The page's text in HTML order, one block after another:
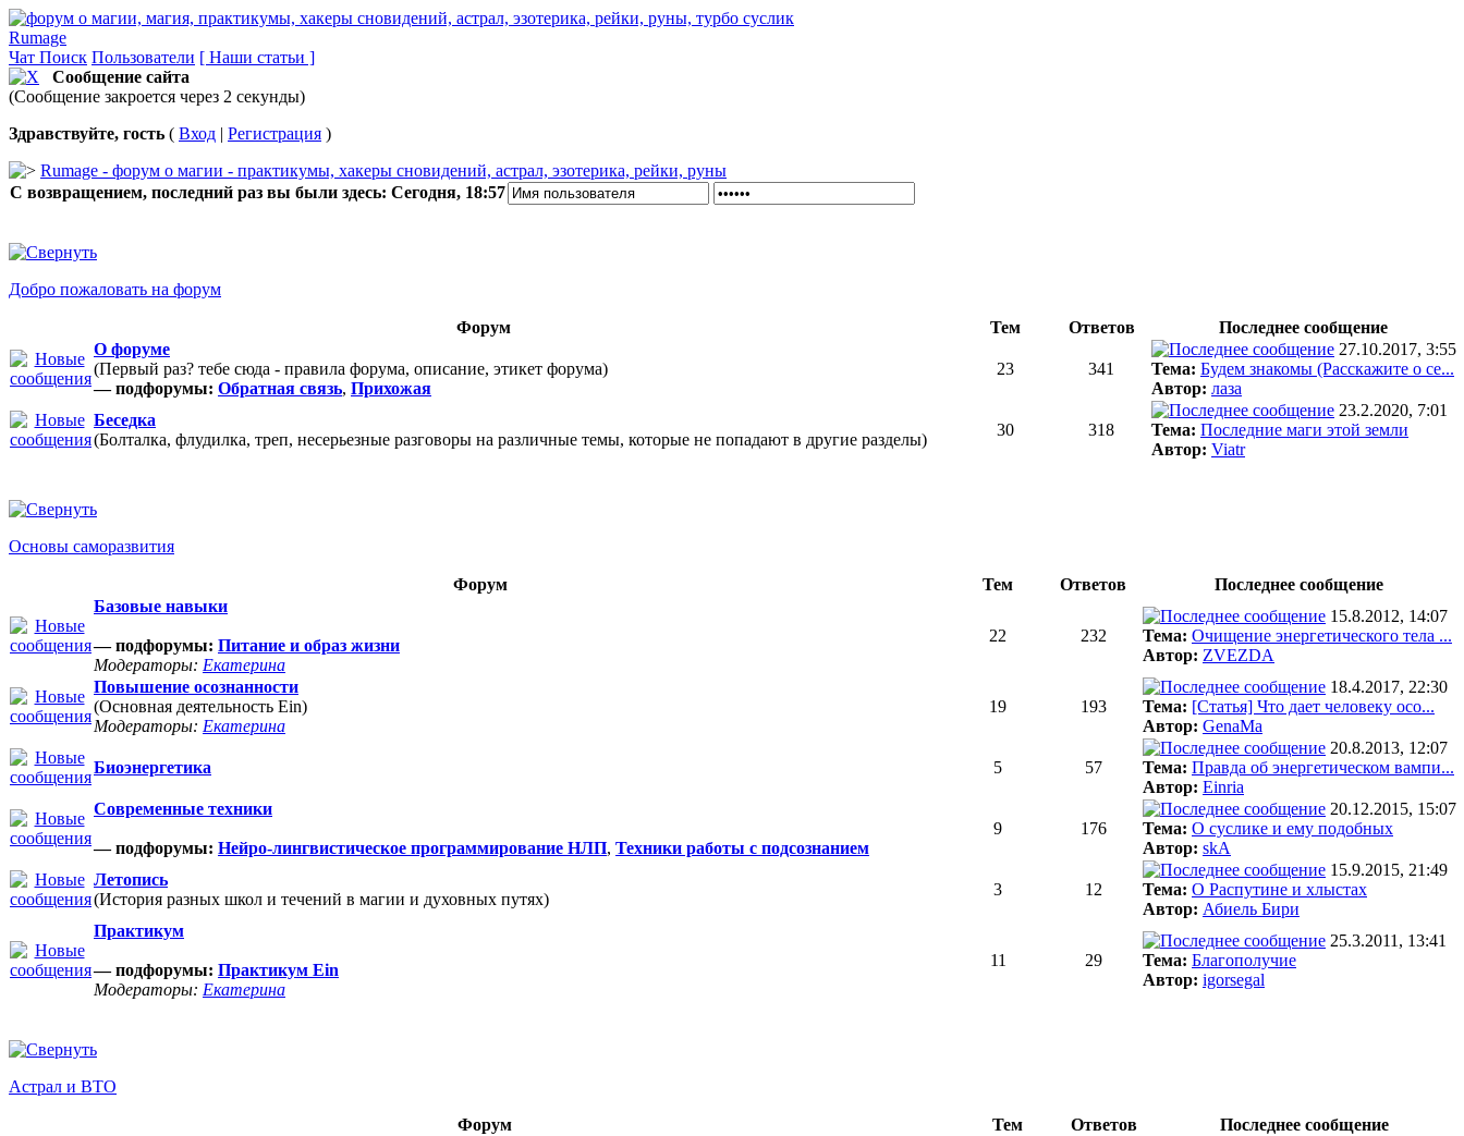
Rumage
Чат Поиск Пользователи [ Наши статьи ]
Сообщение сайта
(Сообщение закроется через 2 секунды)
Здравствуйте, гость ( Вход | Регистрация )
Rumage - форум о магии - практикумы, хакеры сновидений, астрал, эзотерика, рейки, руны
С возвращением, последний раз вы были здесь: Сегодня, 18:57
Добро пожаловать на форум
Форум Тем Ответов
Последнее сообщение
О форуме
(Первый раз? тебе сюда - правила форума, описание, этикет форума)
— подфорумы: Обратная связь, Прихожая
23 341
27.10.2017, 3:55
Тема: Будем знакомы (Расскажите о се...
Автор: лаза
Беседка
(Болталка, флудилка, треп, несерьезные разговоры на различные темы, которые не попадают в другие разделы)
30 318
23.2.2020, 7:01
Тема: Последние маги этой земли
Автор: Viatr
Основы саморазвития
Форум Тем Ответов
Последнее сообщение
Базовые навыки
— подфорумы: Питание и образ жизни
Модераторы: Екатерина
22 232
15.8.2012, 14:07
Тема: Очищение энергетического тела ...
Автор: ZVEZDA
Повышение осознанности
(Основная деятельность Ein)
Модераторы: Екатерина
19 193
18.4.2017, 22:30
Тема: [Статья] Что дает человеку осо...
Автор: GenaMa
Биоэнергетика 5 57
20.8.2013, 12:07
Тема: Правда об энергетическом вампи...
Автор: Einria
Современные техники
— подфорумы: Нейро-лингвистическое программирование НЛП, Техники работы с подсознанием
9 176
20.12.2015, 15:07
Тема: О суслике и ему подобных
Автор: skA
Летопись
(История разных школ и течений в магии и духовных путях)
3 12
15.9.2015, 21:49
Тема: О Распутине и хлыстах
Автор: Абиель Бири
Практикум
— подфорумы: Практикум Ein
Модераторы: Екатерина
11 29
25.3.2011, 13:41
Тема: Благополучие
Автор: igorsegal
Астрал и ВТО
Форум Тем Ответов Последнее сообщение